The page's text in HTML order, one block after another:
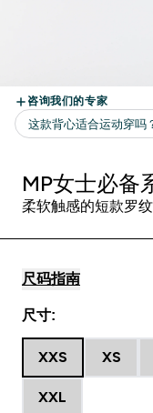
MP女士必备
柔软触感的短款罗
尺码指南
尺寸:
XXS XS
XXL